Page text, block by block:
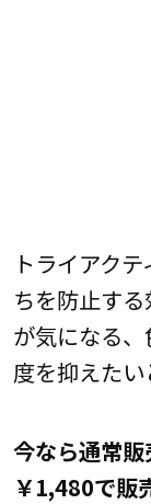
トライアク
ちを防止す
が気になる
度を抑えたい
今なら通常
￥1,480で販